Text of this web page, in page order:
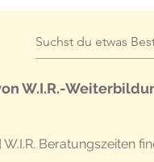
W.I.R.-
Beratungszeiten